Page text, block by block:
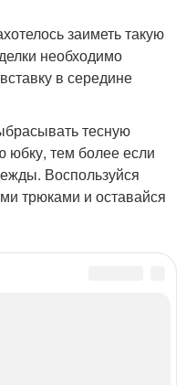
заиметь такую
необходимо
в середине
тесную
юбку, тем более если
Воспользуйся
трюками и оставайся